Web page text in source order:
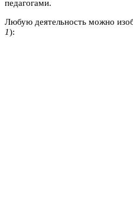
педагогами.
Любую деятельность можно
1):